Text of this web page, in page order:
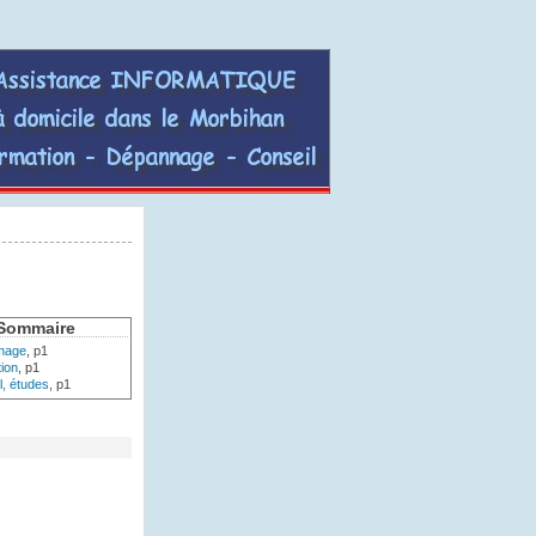
AGinform,
assistance
informatique
à
dans
le
, p1
, p1
études , p1